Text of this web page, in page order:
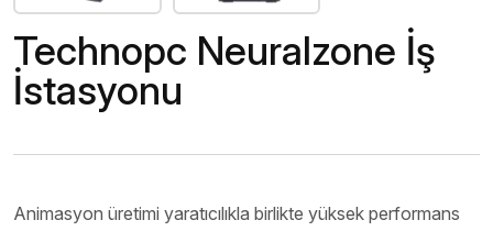
Technopc Neuralzone İş
İstasyonu
Animasyon üretimi yaratıcılıkla birlikte yüksek performans